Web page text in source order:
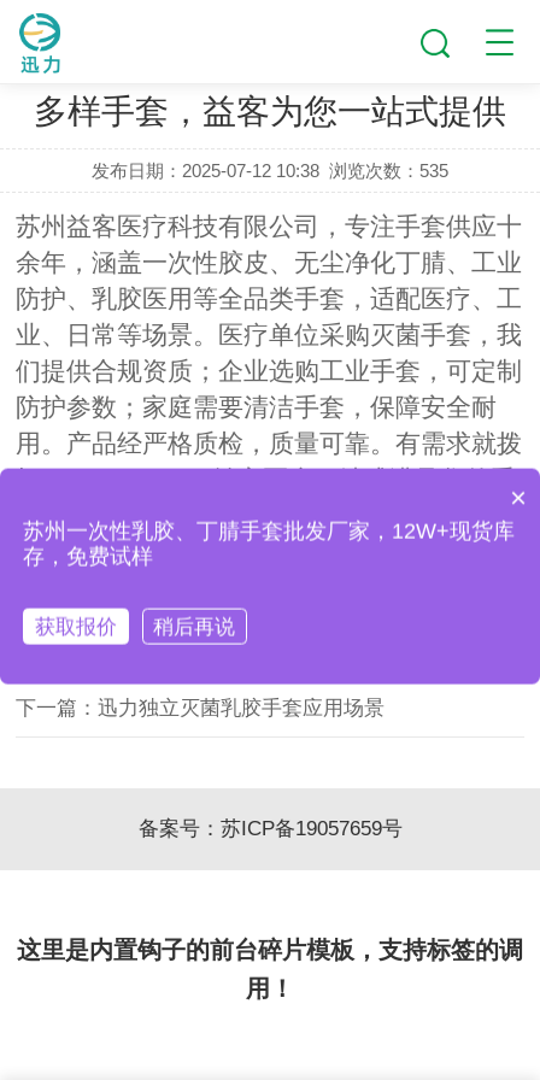
多样手套，益客为您一站式提供
发布日期：2025-07-12 10:38 浏览次数： 535
苏州益客医疗科技有限公司，专注手套供应十
余年，涵盖一次性胶皮、无尘净化丁腈、工业
防护、乳胶医用等全品类手套，适配医疗、工
业、日常等场景。医疗单位采购灭菌手套，我
们提供合规资质；企业选购工业手套，可定制
防护参数；家庭需要清洁手套，保障安全耐
用。产品经严格质检，质量可靠。有需求就拨
套采购需求 。
上一篇：灭菌医用手套，医疗操作安全屏障
下一篇：迅力独立灭菌乳胶手套应用场景
备案号： 苏ICP备19057659号
这里是内置钩子的前台碎片模板，支持标签的调
用！
×
苏州一次性乳胶、丁腈手套批发厂家，12W+现货库
存，免费试样
获取报价 稍后再说